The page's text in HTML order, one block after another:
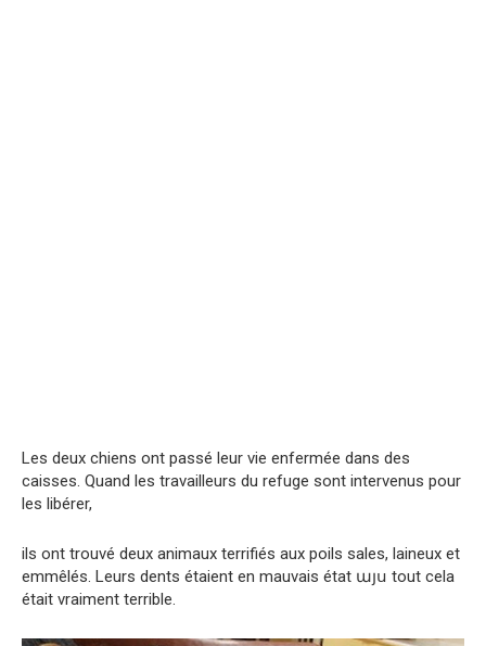
Les deux chiens ont passé leur vie enfermée dans des
caisses. Quand les travailleurs du refuge sont intervenus pour
les libérer,
ils ont trouvé deux animaux terrifiés aux poils sales, laineux et
emmêlés. Leurs dents étaient en mauvais état այս tout cela
était vraiment terrible.